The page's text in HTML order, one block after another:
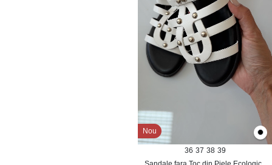
Nou
36 37 38 39